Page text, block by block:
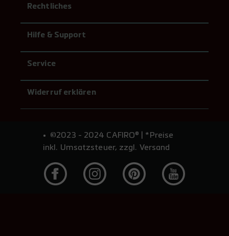
Rechtliches
Hilfe & Support
Service
Widerruf erklären
©2023 - 2024 CAFIRO® | *Preise
inkl. Umsatzsteuer, zzgl. Versand